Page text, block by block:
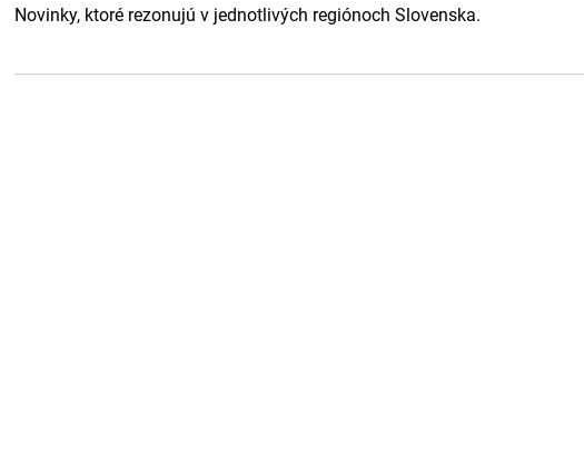
Novinky, ktoré rezonujú v jednotlivých regiónoch Slovenska.